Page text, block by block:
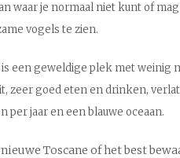
waar je normaal niet kunt of
vogels te zien.
een geweldige plek met weinig
zeer goed eten en drinken,
jaar en een blauwe oceaan.
Toscane of het best